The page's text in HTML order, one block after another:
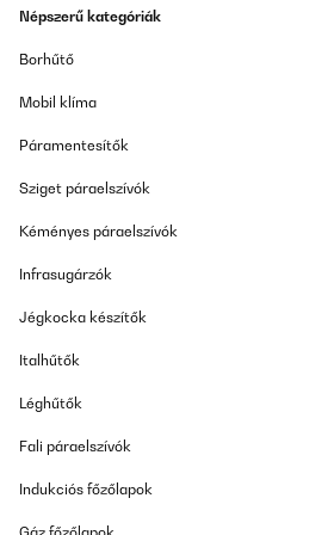
Problème de fonctionnement mais vite
Produit conforme à la photoTrès
électrique
Utilisateur d'Amazon
Fordítsd le
Ohřívač byl dodán rychle a v pořádku.
ním místnost 30 čtv.metrů a na tyto
Népszerű kategóriák
Borhűtő
Mobil klíma
Páramentesítők
Sziget páraelszívók
Kéményes páraelszívók
Infrasugárzók
Jégkocka készítők
Italhűtők
Léghűtők
Fali páraelszívók
Indukciós főzőlapok